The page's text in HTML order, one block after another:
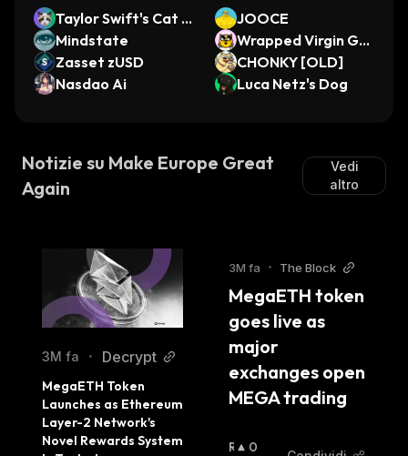
Taylor Swift's Cat B
enji
JOOCE
Mindstate
Wrapped Virgin Ge
n-0 CryptoKittties
Zasset zUSD
CHONKY [OLD]
Nasdao Ai
Luca Netz's Dog
Notizie su Make Europe Great
Again
Vedi
altro
3M fa • Decrypt
MegaETH Token
Launches as Ethereum
Layer-2 Network's
Novel Rewards System
3M fa • The Block
MegaETH token
goes live as
major
exchanges open
MEGA trading
R
0